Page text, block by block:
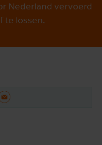
Nederland vervoerd
te lossen.